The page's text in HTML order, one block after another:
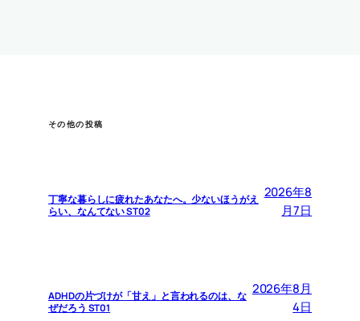
その他の投稿
丁寧な暮らしに疲れたあなたへ。少ないほうがえ
らい、なんてない ST02
2026年8
月7日
ADHDの片づけが「甘え」と言われるのは、な
ぜだろう ST01
2026年8月
4日